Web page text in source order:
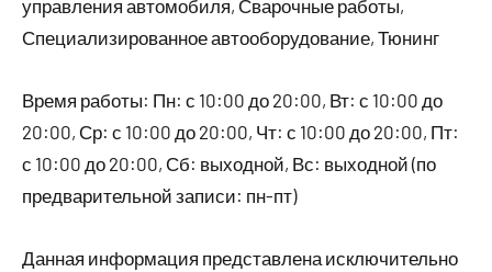
управления автомобиля, Сварочные работы,
Специализированное автооборудование, Тюнинг
Время работы: Пн: с 10:00 до 20:00, Вт: с 10:00 до
20:00, Ср: с 10:00 до 20:00, Чт: с 10:00 до 20:00, Пт:
с 10:00 до 20:00, Сб: выходной, Вс: выходной (по
предварительной записи: пн-пт)
Данная информация представлена исключительно